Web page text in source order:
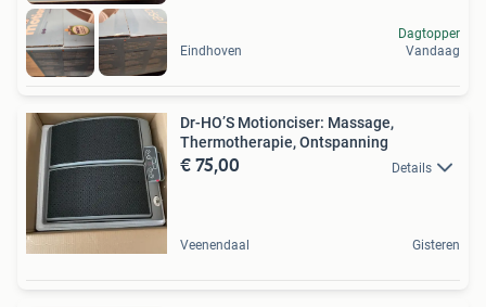
Eindhoven
Dagtopper
Vandaag
Dr-HO’S Motionciser: Massage,
Thermotherapie, Ontspanning
€ 75,00 Details
Veenendaal Gisteren